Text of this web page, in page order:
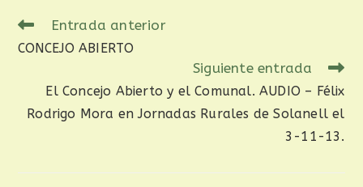
Entrada anterior
CONCEJO ABIERTO
Siguiente entrada
El Concejo Abierto y el Comunal. AUDIO – Félix
Rodrigo Mora en Jornadas Rurales de Solanell el
3-11-13.